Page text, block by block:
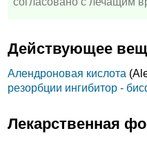
Действующее
Алендроновая кислота
резорбции ингибитор -
Лекарственная